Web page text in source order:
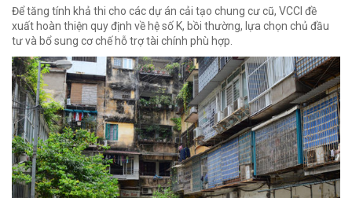
Để tăng tính khả thi cho các dự án cải tạo chung cư cũ, VCCI đề
xuất hoàn thiện quy định về hệ số K, bồi thường, lựa chọn chủ đầu
tư và bổ sung cơ chế hỗ trợ tài chính phù hợp.